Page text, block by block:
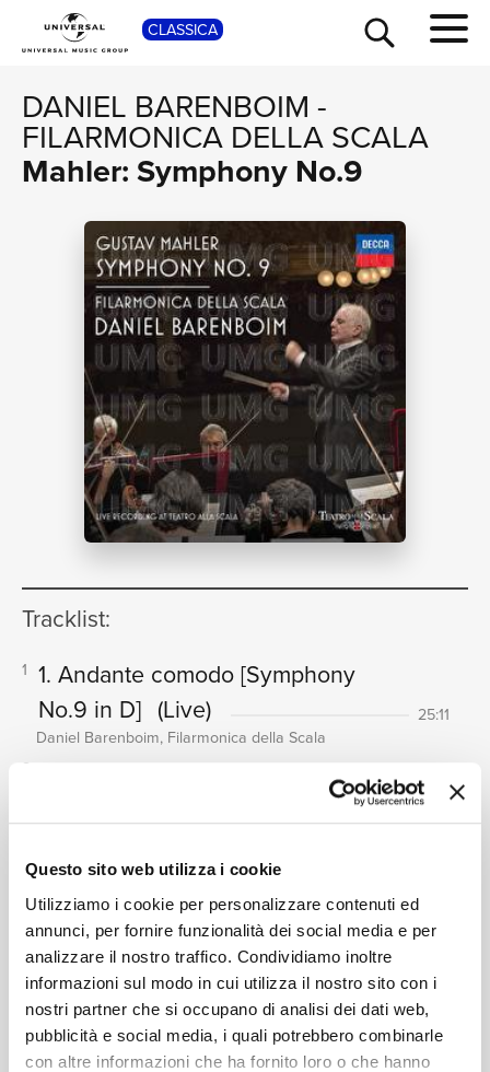
Questo sito web utilizza i cookie
Utilizziamo i cookie per personalizzare contenuti ed
annunci, per fornire funzionalità dei social media e per
analizzare il nostro traffico. Condividiamo inoltre
informazioni sul modo in cui utilizza il nostro sito con i
nostri partner che si occupano di analisi dei dati web,
pubblicità e social media, i quali potrebbero combinarle
con altre informazioni che ha fornito loro o che hanno
CLASSICA
DANIEL BARENBOIM -
FILARMONICA DELLA SCALA
Mahler: Symphony No.9
Tracklist:
1 1. Andante comodo [Symphony
No.9 in D] (Live)
25:11
Daniel Barenboim, Filarmonica della Scala
2
2. Im Tempo eines gemächlichen
Ländler. Etwas täppisch und sehr
Ländler, ganz langsam[Symphony
No.9 in D] (Live)
Daniel Barenboim, Filarmonica della Scala
3 3. Rondo. Burleske (Allegro assai.
Sehr trotzig - Presto)[Symphony
No.9 in D] (Live)
SHOP
TOUR
NEWS
RICERCA
CHI SIAMO
CONTATTI